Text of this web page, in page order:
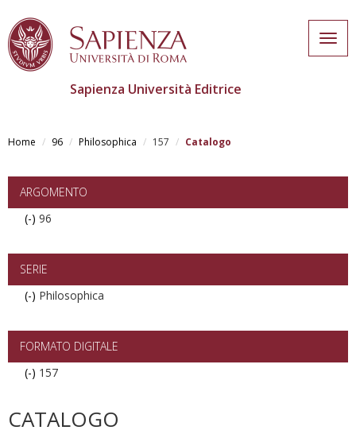
main
Sapienza Università Editrice
Home 96 Philosophica 157 Catalogo
ARGOMENTO
(-) Remove
filter
96
SERIE
(-) Remove
filter
Philosophica
FORMATO DIGITALE
(-) Remove
157
CATALOGO